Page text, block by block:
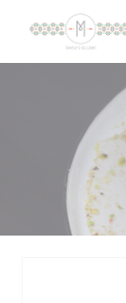
Панель управления